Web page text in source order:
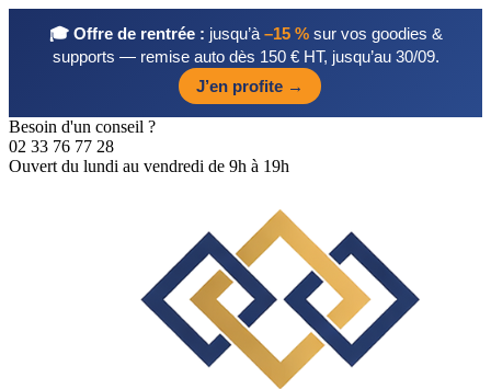
🎓 Offre de rentrée : jusqu’à –15 %sur vos goodies &
supports — remise auto dès 150 € HT, jusqu’au 30/09.
J’en profite →
Besoin d'un conseil ?
02 33 76 77 28
Ouvert du lundi au vendredi de 9h à 19h